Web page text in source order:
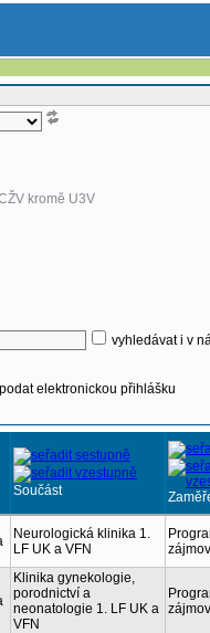
kromě U3V
vyhledávat i v
elektronickou přihlášku
Součást
Neurologická klinika 1.
LF UK a VFN
Klinika gynekologie,
porodnictví a
neonatologie 1. LF UK a
VFN